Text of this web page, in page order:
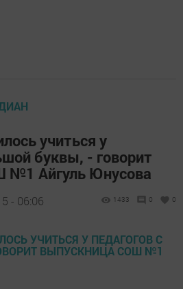
учиться у
буквы, - говорит
№1 Айгуль Юнусова
- 06:06 1433 0 0